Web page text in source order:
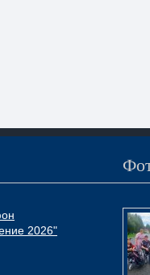
2026"